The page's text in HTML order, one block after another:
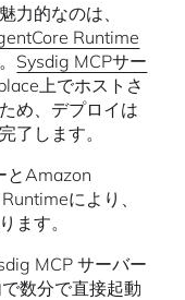
力的なのは、
Runtime
Sysdig MCPサー
上でホストさ
め、デプロイは
了します。
とAmazon
により、
ます。
MCP サーバー
数分で直接起動